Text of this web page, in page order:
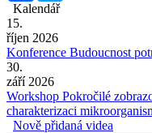
Kalendář
15.
říjen 2026
Konference Budoucnost
30.
září 2026
Workshop Pokročilé
charakterizaci
Nově přidaná videa